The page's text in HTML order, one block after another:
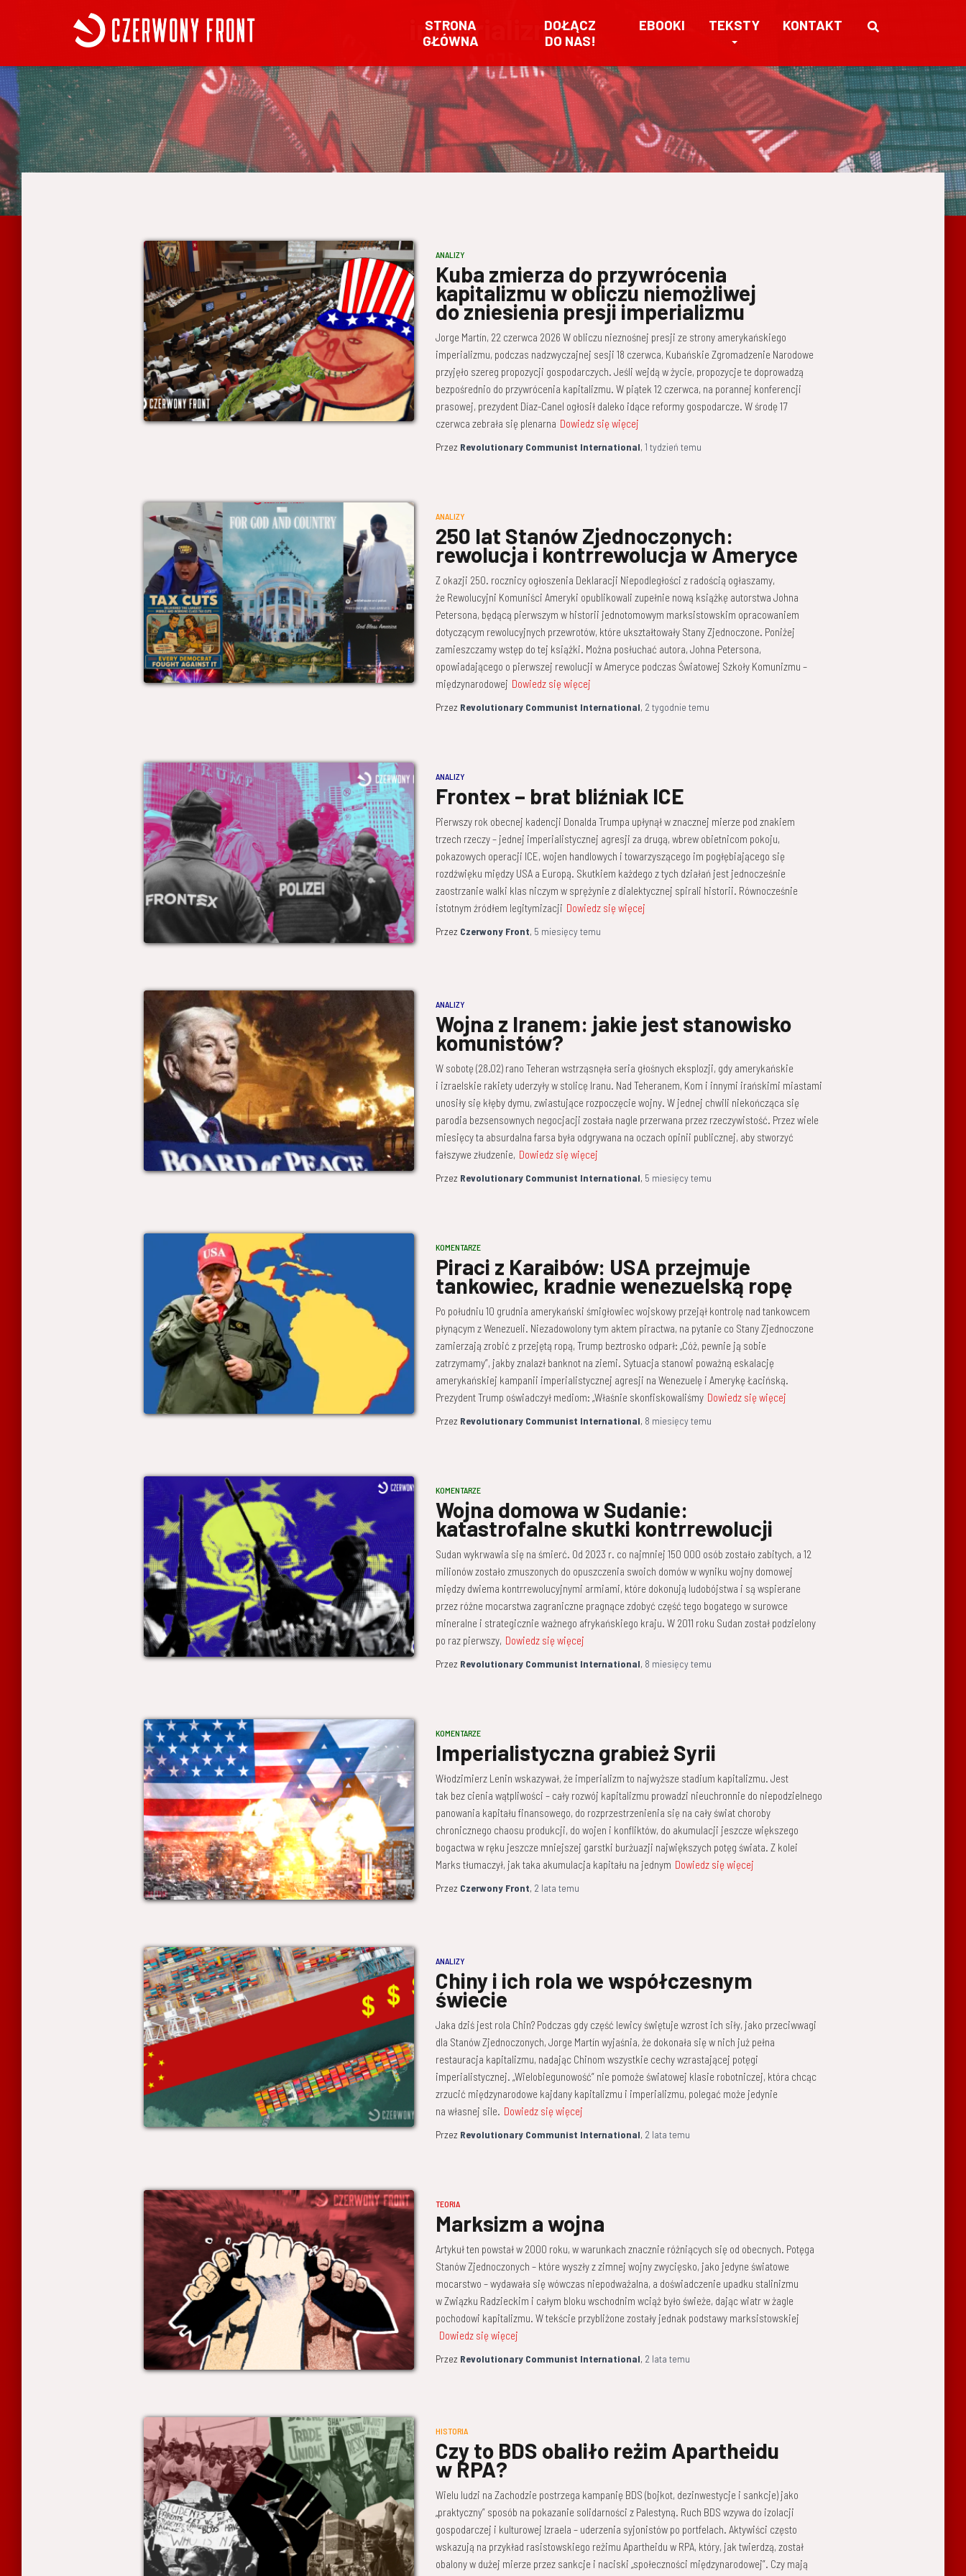
STRONA
GŁÓWNA
DOŁĄCZ
DO NAS!
EBOOKI TEKSTY KONTAKT
imperializm
ANALIZY
Kuba zmierza do przywrócenia
kapitalizmu w obliczu niemożliwej
do zniesienia presji imperializmu
Jorge Martín, 22 czerwca 2026 W obliczu nieznośnej presji ze strony amerykańskiego
imperializmu, podczas nadzwyczajnej sesji 18 czerwca, Kubańskie Zgromadzenie Narodowe
przyjęło szereg propozycji gospodarczych. Jeśli wejdą w życie, propozycje te doprowadzą
bezpośrednio do przywrócenia kapitalizmu. W piątek 12 czerwca, na porannej konferencji
prasowej, prezydent Díaz-Canel ogłosił daleko idące reformy gospodarcze. W środę 17
czerwca zebrała się plenarna Dowiedz się więcej
Przez Revolutionary Communist International, 1 tydzień temu
ANALIZY
250 lat Stanów Zjednoczonych:
rewolucja i kontrrewolucja w Ameryce
Z okazji 250. rocznicy ogłoszenia Deklaracji Niepodległości z radością ogłaszamy,
że Rewolucyjni Komuniści Ameryki opublikowali zupełnie nową książkę autorstwa Johna
Petersona, będącą pierwszym w historii jednotomowym marksistowskim opracowaniem
dotyczącym rewolucyjnych przewrotów, które ukształtowały Stany Zjednoczone. Poniżej
zamieszczamy wstęp do tej książki. Można posłuchać autora, Johna Petersona,
opowiadającego o pierwszej rewolucji w Ameryce podczas Światowej Szkoły Komunizmu –
międzynarodowej Dowiedz się więcej
Przez Revolutionary Communist International, 2 tygodnie temu
ANALIZY
Frontex – brat bliźniak ICE
Pierwszy rok obecnej kadencji Donalda Trumpa upłynął w znacznej mierze pod znakiem
trzech rzeczy – jednej imperialistycznej agresji za drugą, wbrew obietnicom pokoju,
pokazowych operacji ICE, wojen handlowych i towarzyszącego im pogłębiającego się
rozdźwięku między USA a Europą. Skutkiem każdego z tych działań jest jednocześnie
zaostrzanie walki klas niczym w sprężynie z dialektycznej spirali historii. Równocześnie
istotnym źródłem legitymizacji Dowiedz się więcej
Przez Czerwony Front, 5 miesięcytemu
ANALIZY
Wojna z Iranem: jakie jest stanowisko
komunistów?
W sobotę (28.02) rano Teheran wstrząsnęła seria głośnych eksplozji, gdy amerykańskie
i izraelskie rakiety uderzyły w stolicę Iranu. Nad Teheranem, Kom i innymi irańskimi miastami
unosiły się kłęby dymu, zwiastujące rozpoczęcie wojny. W jednej chwili niekończąca się
parodia bezsensownych negocjacji została nagle przerwana przez rzeczywistość. Przez wiele
miesięcy ta absurdalna farsa była odgrywana na oczach opinii publicznej, aby stworzyć
fałszywe złudzenie, Dowiedz się więcej
Przez Revolutionary Communist International, 5 miesięcytemu
KOMENTARZE
Piraci z Karaibów: USA przejmuje
tankowiec, kradnie wenezuelską ropę
Po południu 10 grudnia amerykański śmigłowiec wojskowy przejął kontrolę nad tankowcem
płynącym z Wenezueli. Niezadowolony tym aktem piractwa, na pytanie co Stany Zjednoczone
zamierzają zrobić z przejętą ropą, Trump beztrosko odparł: „Cóż, pewnie ją sobie
zatrzymamy”, jakby znalazł banknot na ziemi. Sytuacja stanowi poważną eskalację
amerykańskiej kampanii imperialistycznej agresji na Wenezuelę i Amerykę Łacińską.
Prezydent Trump oświadczył mediom: „Właśnie skonfiskowaliśmy Dowiedz się więcej
Przez Revolutionary Communist International, 8 miesięcytemu
KOMENTARZE
Wojna domowa w Sudanie:
katastrofalne skutki kontrrewolucji
Sudan wykrwawia się na śmierć. Od 2023 r. co najmniej 150 000 osób zostało zabitych, a 12
milionów zostało zmuszonych do opuszczenia swoich domów w wyniku wojny domowej
między dwiema kontrrewolucyjnymi armiami, które dokonują ludobójstwa i są wspierane
przez różne mocarstwa zagraniczne pragnące zdobyć część tego bogatego w surowce
mineralne i strategicznie ważnego afrykańskiego kraju. W 2011 roku Sudan został podzielony
po raz pierwszy, Dowiedz się więcej
Przez Revolutionary Communist International, 8 miesięcytemu
KOMENTARZE
Imperialistyczna grabież Syrii
Włodzimierz Lenin wskazywał, że imperializm to najwyższe stadium kapitalizmu. Jest
tak bez cienia wątpliwości – cały rozwój kapitalizmu prowadzi nieuchronnie do niepodzielnego
panowania kapitału finansowego, do rozprzestrzenienia się na cały świat choroby
chronicznego chaosu produkcji, do wojen i konfliktów, do akumulacji jeszcze większego
bogactwa w ręku jeszcze mniejszej garstki burżuazji największych potęg świata. Z kolei
Marks tłumaczył, jak taka akumulacja kapitału na jednym Dowiedz się więcej
Przez Czerwony Front, 2 lata temu
ANALIZY
Chiny i ich rola we współczesnym
świecie
Jaka dziś jest rola Chin? Podczas gdy część lewicy świętuje wzrost ich siły, jako przeciwwagi
dla Stanów Zjednoczonych, Jorge Martín wyjaśnia, że dokonała się w nich już pełna
restauracja kapitalizmu, nadając Chinom wszystkie cechy wzrastającej potęgi
imperialistycznej. „Wielobiegunowość” nie pomoże światowej klasie robotniczej, która chcąc
zrzucić międzynarodowe kajdany kapitalizmu i imperializmu, polegać może jedynie
na własnej sile. Dowiedz się więcej
Przez Revolutionary Communist International, 2 lata temu
TEORIA
Marksizm a wojna
Artykuł ten powstał w 2000 roku, w warunkach znacznie różniących się od obecnych. Potęga
Stanów Zjednoczonych – które wyszły z zimnej wojny zwycięsko, jako jedyne światowe
mocarstwo – wydawała się wówczas niepodważalna, a doświadczenie upadku stalinizmu
w Związku Radzieckim i całym bloku wschodnim wciąż było świeże, dając wiatr w żagle
pochodowi kapitalizmu. W tekście przybliżone zostały jednak podstawy marksistowskiej
Dowiedz się więcej
Przez Revolutionary Communist International, 2 lata temu
HISTORIA
Czy to BDS obaliło reżim Apartheidu
w RPA?
Wielu ludzi na Zachodzie postrzega kampanię BDS (bojkot, dezinwestycje i sankcje) jako
„praktyczny” sposób na pokazanie solidarności z Palestyną. Ruch BDS wzywa do izolacji
gospodarczej i kulturowej Izraela – uderzenia syjonistów po portfelach. Aktywiści często
wskazują na przykład rasistowskiego reżimu Apartheidu w RPA, który, jak twierdzą, został
obalony w dużej mierze przez sankcje i naciski „społeczności międzynarodowej”. Czy mają